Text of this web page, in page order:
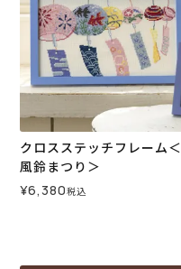
クロスステッチフレーム＜
風鈴まつり＞
¥6,380税込